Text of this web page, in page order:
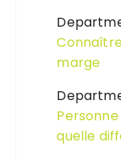
marge
quelle